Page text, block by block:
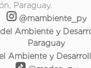
Paraguay.
@mambiente_py
Ambiente y
Paraguay
Ambiente y